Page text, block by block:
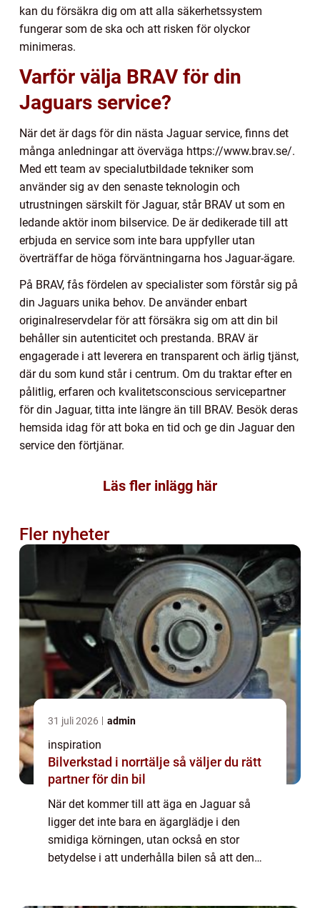
kan du försäkra dig om att alla säkerhetssystem
fungerar som de ska och att risken för olyckor
minimeras.
Varför välja BRAV för din
Jaguars service?
När det är dags för din nästa Jaguar service, finns det
många anledningar att överväga https://www.brav.se/.
Med ett team av specialutbildade tekniker som
använder sig av den senaste teknologin och
utrustningen särskilt för Jaguar, står BRAV ut som en
ledande aktör inom bilservice. De är dedikerade till att
erbjuda en service som inte bara uppfyller utan
överträffar de höga förväntningarna hos Jaguar-ägare.
På BRAV, fås fördelen av specialister som förstår sig på
din Jaguars unika behov. De använder enbart
originalreservdelar för att försäkra sig om att din bil
behåller sin autenticitet och prestanda. BRAV är
engagerade i att leverera en transparent och ärlig tjänst,
där du som kund står i centrum. Om du traktar efter en
pålitlig, erfaren och kvalitetsconscious servicepartner
för din Jaguar, titta inte längre än till BRAV. Besök deras
hemsida idag för att boka en tid och ge din Jaguar den
service den förtjänar.
Läs fler inlägg här
Fler nyheter
31 juli 2026 admin
inspiration
Bilverkstad i norrtälje så väljer du rätt
partner för din bil
När det kommer till att äga en Jaguar så
ligger det inte bara en ägarglädje i den
smidiga körningen, utan också en stor
betydelse i att underhålla bilen så att den